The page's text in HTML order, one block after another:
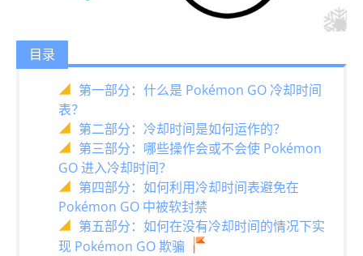
目录
第一部分：什么是 Pokémon GO 冷却时间
表？
第二部分：冷却时间是如何运作的？
第三部分：哪些操作会或不会使 Pokémon
GO 进入冷却时间？
第四部分：如何利用冷却时间表避免在
Pokémon GO 中被软封禁
第五部分：如何在没有冷却时间的情况下实
现 Pokémon GO 欺骗